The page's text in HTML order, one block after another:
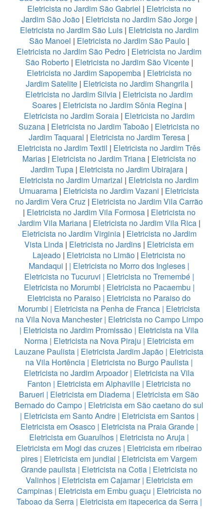
Eletricista no Jardim São Gabriel | Eletricista no
Jardim São João| Eletricista no Jardim São Jorge|
Eletricista no Jardim São Luis| Eletricista no Jardim
São Manoel | Eletricista no Jardim São Paulo|
Eletricista no Jardim São Pedro | Eletricista no Jardim
São Roberto| Eletricista no Jardim São Vicente|
Eletricista no Jardim Sapopemba| Eletricista no
Jardim Satelite| Eletricista no Jardim Shangrila|
Eletricista no Jardim Silvia | Eletricista no Jardim
Soares| Eletricista no Jardim Sônia Regina|
Eletricista no Jardim Soraia| Eletricista no Jardim
Suzana | Eletricista no Jardim Taboão | Eletricista no
Jardim Taquaral | Eletricista no Jardim Teresa |
Eletricista no Jardim Textil | Eletricista no Jardim Três
Marias| Eletricista no Jardim Triana| Eletricista no
Jardim Tupa | Eletricista no Jardim Ubirajara |
Eletricista no Jardim Umarizal | Eletricista no Jardim
Umuarama | Eletricista no Jardim Vazani | Eletricista
no Jardim Vera Cruz | Eletricista no Jardim Vila Carrão
| Eletricista no Jardim Vila Formosa| Eletricista no
Jardim Vila Mariana| Eletricista no Jardim Vila Rica|
Eletricista no Jardim Virginia| Eletricista no Jardim
Vista Linda | Eletricista no Jardins | Eletricista em
Lajeado | Eletricista no Limão | Eletricista no
Mandaqui | | Eletricista no Morro dos Ingleses |
Eletricista no Tucuruvi | Eletricista no Tremembé|
Eletricista no Morumbi | Eletricista no Pacaembu |
Eletricista no Paraiso | Eletricista no Paraiso do
Morumbi | Eletricista na Penha de Franca | Eletricista
na Vila Nova Manchester| Eletricista no Campo Limpo
| Eletricista no Jardim Promissão | Eletricista na Vila
Norma | Eletricista na Nova Piraju | Eletricista em
Lauzane Paulista | Eletricista Jardim Japão | Eletricista
na Vila Hortência | Eletricista no Burgo Paulista |
Eletricista no Jardim Arpoador| Eletricista na Vila
Fanton | Eletricista em Alphaville | Eletricista no
Barueri | Eletricista em Diadema | Eletricista em São
Bernado do Campo | Eletricista em São caetano do sul
| Eletricista em Santo Andre| Eletricista em Santos|
Eletricista em Osasco| Eletricista na Praia Grande|
Eletricista em Guarulhos | Eletricista no Aruja |
Eletricista em Mogi das cruzes | Eletricista em ribeirao
pires | Eletricista em jundiai | Eletricista em Vargem
Grande paulista| Eletricista na Cotia| Eletricista no
Valinhos| Eletricista em Cajamar| Eletricista em
Campinas| Eletricista em Embu guaçu | Eletricista no
Taboao da Serra| Eletricista em itapecerica da Serra|